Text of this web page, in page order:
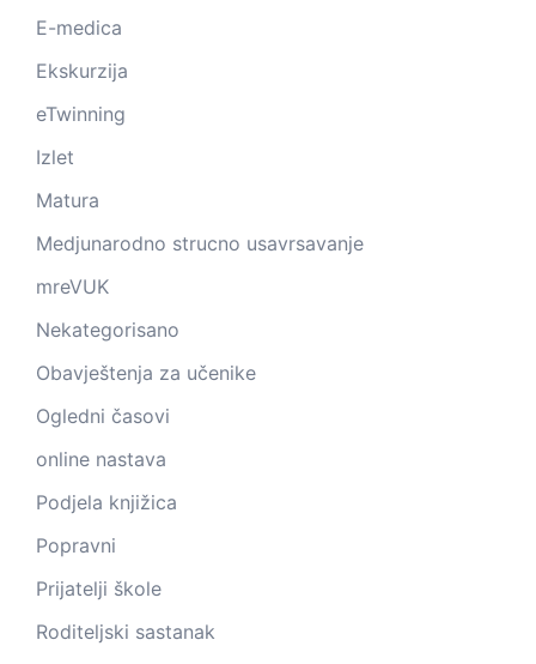
E-medica
Ekskurzija
eTwinning
Izlet
Matura
Medjunarodno strucno usavrsavanje
mreVUK
Nekategorisano
Obavještenja za učenike
Ogledni časovi
online nastava
Podjela knjižica
Popravni
Prijatelji škole
Roditeljski sastanak